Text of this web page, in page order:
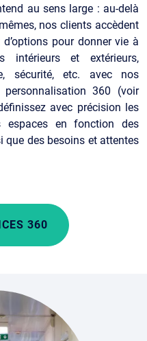
au sens large : au-delà
nos clients accèdent
pour donner vie à
intérieurs et extérieurs,
sécurité, etc. avec nos
360 (voir
avec précision les
espaces en fonction des
que des besoins et attentes
360